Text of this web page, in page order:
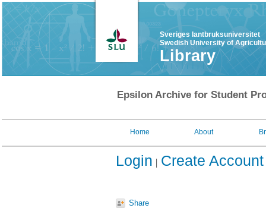
Sveriges lantbruksuniversitet
Swedish University of
Library
Epsilon Archive for Student
Home About
Login Create Account
Share